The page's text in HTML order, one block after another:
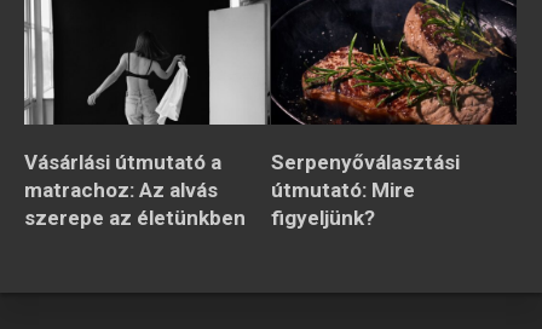
Vásárlási útmutató a
matrachoz: Az alvás
szerepe az életünkben
Serpenyőválasztási
útmutató: Mire
figyeljünk?